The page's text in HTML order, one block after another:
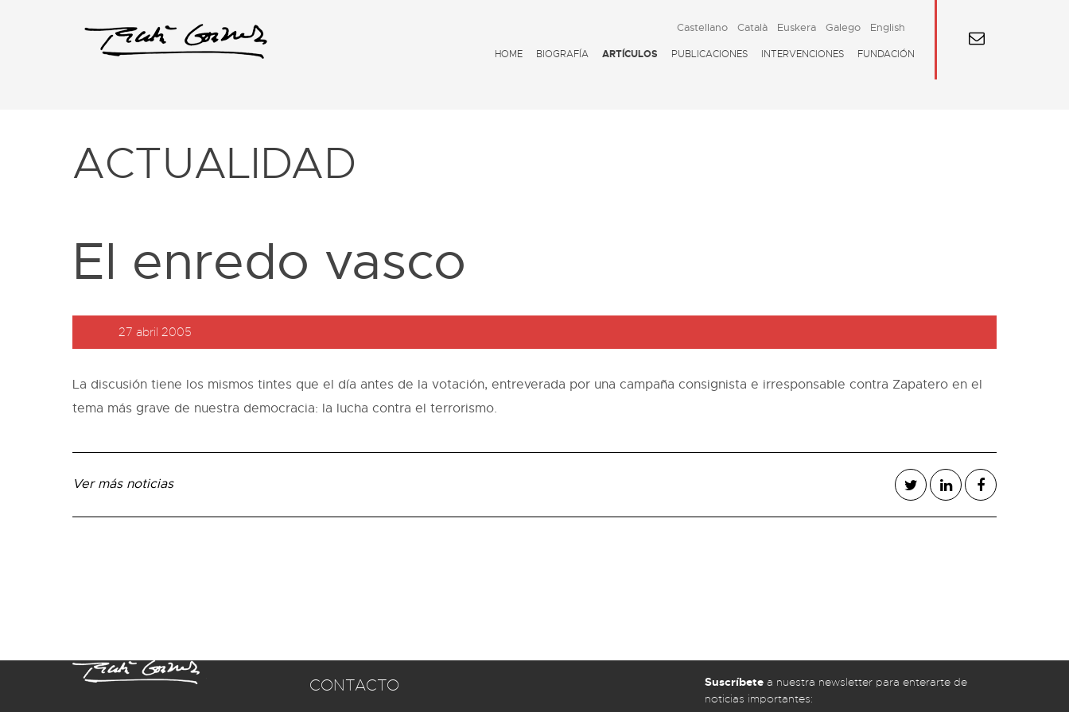
HOME BIOGRAFÍA ARTÍCULOS PUBLICACIONES INTERVENCIONES FUNDACIÓN
Castellano Català Euskera Galego English
ACTUALIDAD
El enredo vasco
27 abril 2005
La discusión tiene los mismos tintes que el día antes de la votación, entreverada por una campaña consignista e irresponsable contra Zapatero en el
tema más grave de nuestra democracia: la lucha contra el terrorismo.
Ver más noticias
CONTACTO Suscríbetea nuestra newsletter para enterarte de
noticias importantes: